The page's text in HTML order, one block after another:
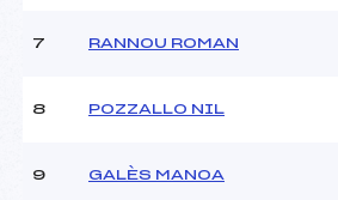
Température arrivée :
7 RANNOU ROMAN
8 POZZALLO NIL
9 GALÈS MANOA